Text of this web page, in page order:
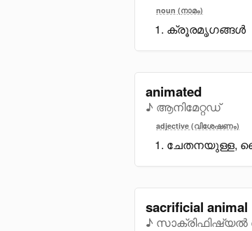
noun (നാമം)
ക്രൂരമൃഗങ്ങൾ
animated
♪ ആനിമേറ്റഡ്
adjective (വിശേഷണം)
ചേതനയുള്ള,
sacrificial animal
♪